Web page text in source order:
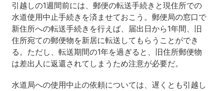
引越しの1週間前には、郵便の転送手続きと現住所での
水道使用中止手続きを済ませておこう。郵便局の窓口で
新住所への転送手続きを行えば、届出日から1年間、旧
住所宛ての郵便物を新居に転送してもらうことができ
る。ただし、転送期間の1年を過ぎると、旧住所郵便物
は差出人に返還されてしまうため注意が必要だ。
水道局への使用中止の依頼については、遅くとも引越し